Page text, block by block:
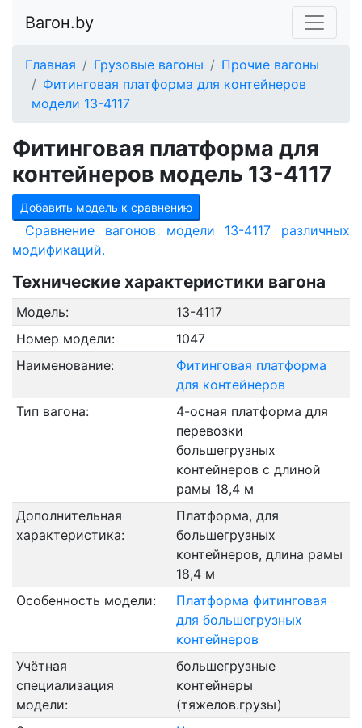
Вагон.by
Главная Грузовые вагоны
Прочие вагоны
Фитинговая платформа для контейнеров
модели 13-4117
Фитинговая платформа для
контейнеров модель 13-4117
Добавить модель к сравнению
Сравнение вагонов модели 13-4117 различных
модификаций.
Технические характеристики вагона
Модель:
13-4117
Номер модели:
1047
Наименование:
Фитинговая платформа
для контейнеров
Тип вагона:
4-осная платформа для
перевозки
большегрузных
контейнеров с длиной
рамы 18,4 м
Дополнительная
характеристика:
Платформа, для
большегрузных
контейнеров, длина рамы
18,4 м
Особенность модели:
Платформа фитинговая
для большегрузных
контейнеров
Учётная
специализация
модели:
большегрузные
контейнеры
(тяжелов.грузы)